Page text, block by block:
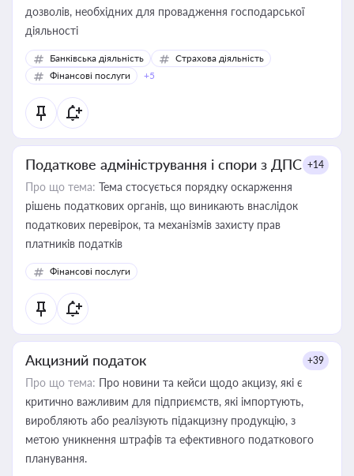
дозволів, необхідних для провадження господарської
діяльності
Банківська діяльність
Страхова діяльність
Фінансові послуги
+5
Податкове адміністрування і спори з ДПС +14
Про що тема: Тема стосується порядку оскарження
рішень податкових органів, що виникають внаслідок
податкових перевірок, та механізмів захисту прав
платників податків
Фінансові послуги
Акцизний податок +39
Про що тема: Про новини та кейси щодо акцизу, які є
критично важливим для підприємств, які імпортують,
виробляють або реалізують підакцизну продукцію, з
метою уникнення штрафів та ефективного податкового
планування.